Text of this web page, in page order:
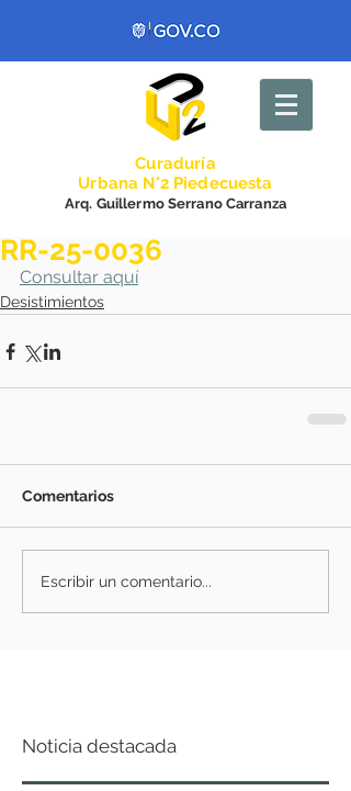
Curaduría
Urbana N°2 Piedecuesta
Arq. Guillermo Serrano Carranza
RR-25-0036
Consultar aquí
Desistimientos
Comentarios
Escribir un comentario...
Noticia destacada